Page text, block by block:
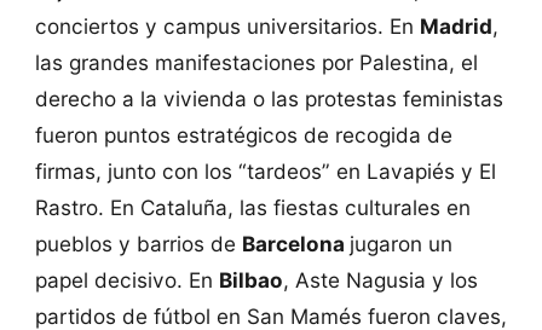
conciertos y campus universitarios. En Madrid,
las grandes manifestaciones por Palestina, el
derecho a la vivienda o las protestas feministas
fueron puntos estratégicos de recogida de
firmas, junto con los “tardeos” en Lavapiés y El
Rastro. En Cataluña, las fiestas culturales en
pueblos y barrios de Barcelona jugaron un
papel decisivo. En Bilbao, Aste Nagusia y los
partidos de fútbol en San Mamés fueron claves,